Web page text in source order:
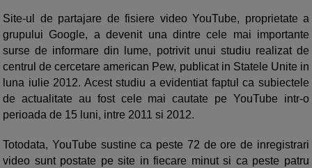
Site-ul de partajare de fisiere video YouTube, proprietate a
grupului Google, a devenit una dintre cele mai importante
surse de informare din lume, potrivit unui studiu realizat de
centrul de cercetare american Pew, publicat in Statele Unite in
luna iulie 2012. Acest studiu a evidentiat faptul ca subiectele
de actualitate au fost cele mai cautate pe YouTube intr-o
perioada de 15 luni, intre 2011 si 2012.
Totodata, YouTube sustine ca peste 72 de ore de inregistrari
video sunt postate pe site in fiecare minut si ca peste patru